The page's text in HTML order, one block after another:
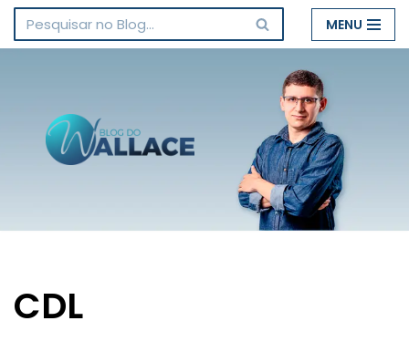
Pular
conteúdo
MENU
CDL